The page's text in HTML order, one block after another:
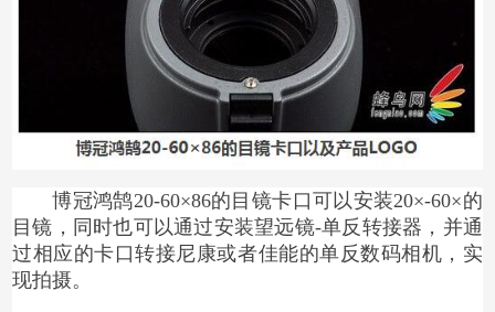
博冠鸿鹄20-60×86的目镜卡口可以安装20×-60×的
目镜，同时也可以通过安装望远镜-单反转接器，并通
过相应的卡口转接尼康或者佳能的单反数码相机，实
现拍摄。